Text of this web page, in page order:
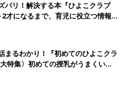
バリ！解決する本『ひよこクラブ
になるまで、育児に役立つ情報が
まるわかり！『初めてのひよこクラ
特集〉初めての授乳がうまくい
ルクの基本と夏のトラブル 解決テ